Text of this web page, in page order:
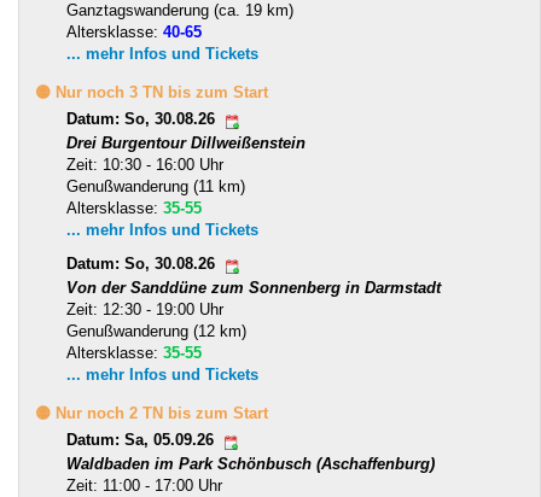
Ganztagswanderung (ca. 19 km)
Altersklasse: 40-65
... mehr Infos und Tickets
🟡 Nur noch 3 TN bis zum Start
Datum: So, 30.08.26
Drei Burgentour Dillweißenstein
Zeit: 10:30 - 16:00 Uhr
Genußwanderung (11 km)
Altersklasse: 35-55
... mehr Infos und Tickets
Datum: So, 30.08.26
Von der Sanddüne zum Sonnenberg in Darmstadt
Zeit: 12:30 - 19:00 Uhr
Genußwanderung (12 km)
Altersklasse: 35-55
... mehr Infos und Tickets
🟡 Nur noch 2 TN bis zum Start
Datum: Sa, 05.09.26
Waldbaden im Park Schönbusch (Aschaffenburg)
Zeit: 11:00 - 17:00 Uhr